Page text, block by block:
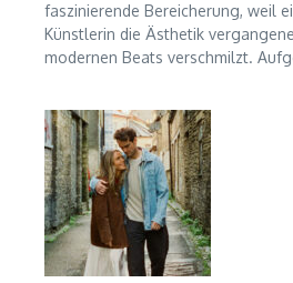
faszinierende Bereicherung, weil
Künstlerin die Ästhetik
modernen Beats verschmilzt.